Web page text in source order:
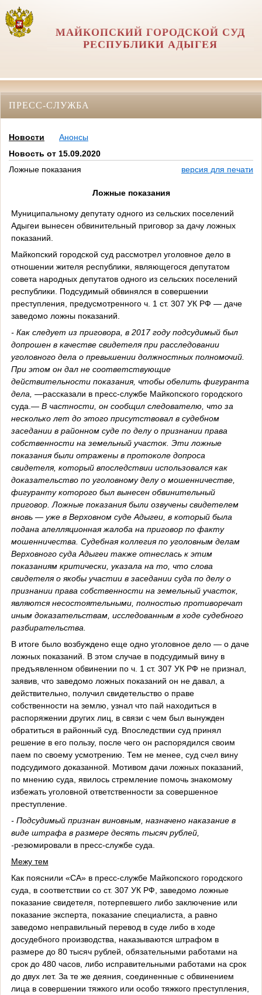
МАЙКОПСКИЙ ГОРОДСКОЙ СУД
РЕСПУБЛИКИ АДЫГЕЯ
ПРЕСС-СЛУЖБА
Новости
Анонсы
Новость от 15.09.2020
Ложные показания
версия для печати
Ложные показания
Муниципальному депутату одного из сельских поселений
Адыгеи вынесен обвинительный приговор за дачу ложных
показаний.
Майкопский городской суд рассмотрел уголовное дело в
отношении жителя республики, являющегося депутатом
совета народных депутатов одного из сельских поселений
республики. Подсудимый обвинялся в совершении
преступления, предусмотренного ч. 1 ст. 307 УК РФ — даче
заведомо ложны показаний.
- Как следует из приговора, в 2017 году подсудимый был
допрошен в качестве свидетеля при расследовании
уголовного дела о превышении должностных полномочий.
При этом он дал не соответствующие
действительности показания, чтобы обелить фигуранта
дела, —рассказали в пресс-службе Майкопского городского
суда. — В частности, он сообщил следователю, что за
несколько лет до этого присутствовал в судебном
заседании в районном суде по делу о признании права
собственности на земельный участок. Эти ложные
показания были отражены в протоколе допроса
свидетеля, который впоследствии использовался как
доказательство по уголовному делу о мошенничестве,
фигуранту которого был вынесен обвинительный
приговор. Ложные показания были озвучены свидетелем
вновь — уже в Верховном суде Адыгеи, в который была
подана апелляционная жалоба на приговор по факту
мошенничества. Судебная коллегия по уголовным делам
Верховного суда Адыгеи также отнеслась к этим
показаниям критически, указала на то, что слова
свидетеля о якобы участии в заседании суда по делу о
признании права собственности на земельный участок,
являются несостоятельными, полностью противоречат
иным доказательствам, исследованным в ходе судебного
разбирательства.
В итоге было возбуждено еще одно уголовное дело — о даче
ложных показаний. В этом случае в подсудимый вину в
предъявленном обвинении по ч. 1 ст. 307 УК РФ не признал,
заявив, что заведомо ложных показаний он не давал, а
действительно, получил свидетельство о праве
собственности на землю, узнал что пай находиться в
распоряжении других лиц, в связи с чем был вынужден
обратиться в районный суд. Впоследствии суд принял
решение в его пользу, после чего он распорядился своим
паем по своему усмотрению. Тем не менее, суд счел вину
подсудимого доказанной. Мотивом дачи ложных показаний,
по мнению суда, явилось стремление помочь знакомому
избежать уголовной ответственности за совершенное
преступление.
- Подсудимый признан виновным, назначено наказание в
виде штрафа в размере десять тысяч рублей,
-резюмировали в пресс-службе суда.
Межу тем
Как пояснили «СА» в пресс-службе Майкопского городского
суда, в соответствии со ст. 307 УК РФ, заведомо ложные
показание свидетеля, потерпевшего либо заключение или
показание эксперта, показание специалиста, а равно
заведомо неправильный перевод в суде либо в ходе
досудебного производства, наказываются штрафом в
размере до 80 тысяч рублей, обязательными работами на
срок до 480 часов, либо исправительными работами на срок
до двух лет. За те же деяния, соединенные с обвинением
лица в совершении тяжкого или особо тяжкого преступления,